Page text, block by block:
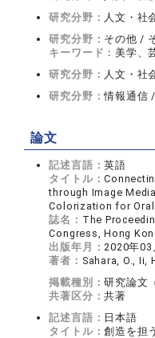
研究分野： 人文・社
研究分野： その他 /
キーワード：美学、
研究分野： 人文・社
研究分野：情報通信
論文
記述言語：英語
タイトル：
through Image
Colorization for
誌名： The
Congress, Hong
出版年月：2020年03
著者： Sahara, O., Ii,
掲載種別：研究論文
共著区分：共著
記述言語： 日本語
タイトル：創造を担